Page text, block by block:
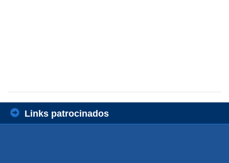
Links patrocinados